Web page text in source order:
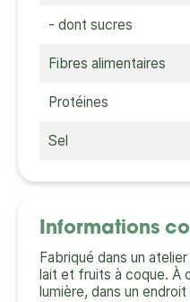
- dont sucres
Fibres alimentaires
Protéines
Sel
Informations
Fabriqué dans un
lait et fruits à coque. À
lumière, dans un